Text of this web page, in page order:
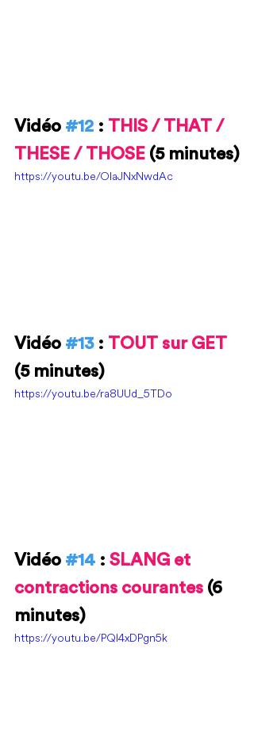
Vidéo #12 : THIS / THAT /
THESE / THOSE (5 minutes)
https://youtu.be/OIaJNxNwdAc
Vidéo #13 : TOUT sur GET
(5 minutes)
https://youtu.be/ra8UUd_5TDo
Vidéo #14 : SLANG et
contractions courantes (6
minutes)
https://youtu.be/PQI4xDPgn5k